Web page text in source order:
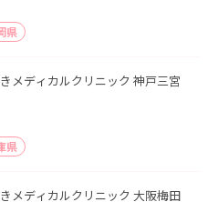
県
メディカルクリニック 神戸三宮
県
メディカルクリニック 大阪梅田